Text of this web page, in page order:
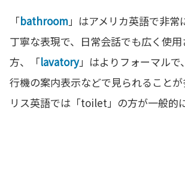
「bathroom」はアメリカ英語で非常
丁寧な表現で、日常会話でも広く使
方、「lavatory」はよりフォーマルで
行機の案内表示などで見られること
リス英語では「toilet」の方が一般的